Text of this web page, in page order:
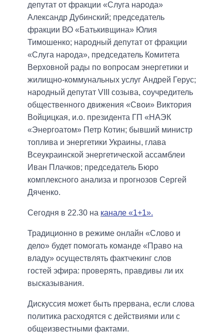
депутат от фракции «Слуга народа»
Александр Дубинский; председатель
фракции ВО «Батькивщина» Юлия
Тимошенко; народный депутат от фракции
«Слуга народа», председатель Комитета
Верховной рады по вопросам энергетики и
жилищно-коммунальных услуг Андрей Герус;
народный депутат VIII созыва, соучредитель
общественного движения «Свои» Виктория
Войцицкая, и.о. президента ГП «НАЭК
«Энергоатом» Петр Котин; бывший министр
топлива и энергетики Украины, глава
Всеукраинской энергетической ассамблеи
Иван Плачков; председатель Бюро
комплексного анализа и прогнозов Сергей
Дяченко.
Сегодня в 22.30 на канале «1+1».
Традиционно в режиме онлайн «Слово и
дело» будет помогать команде «Право на
владу» осуществлять фактчекинг слов
гостей эфира: проверять, правдивы ли их
высказывания.
Дискуссия может быть прервана, если слова
политика расходятся с действиями или с
общеизвестными фактами.